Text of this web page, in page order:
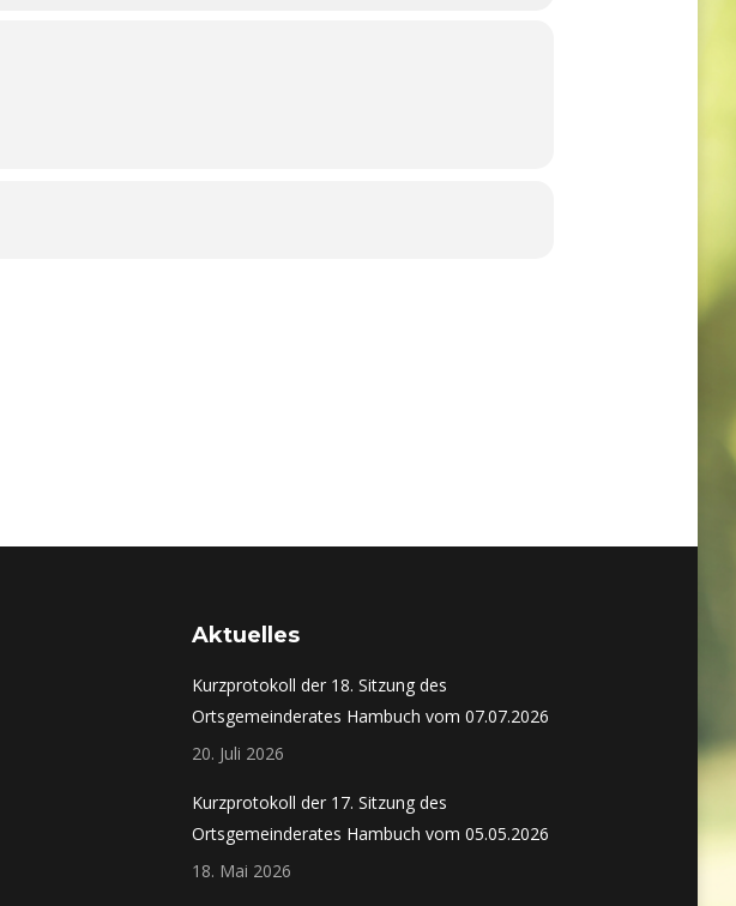
Aktuelles
Kurzprotokoll der 18. Sitzung des
Ortsgemeinderates Hambuch vom 07.07.2026
20. Juli 2026
Kurzprotokoll der 17. Sitzung des
Ortsgemeinderates Hambuch vom 05.05.2026
18. Mai 2026